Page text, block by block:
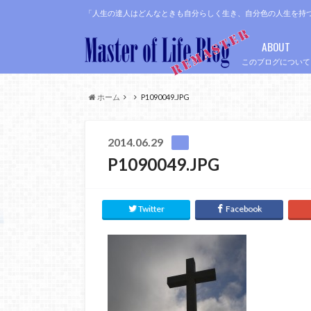
「人生の達人はどんなときも自分らしく生き、自分色の人生を持
このブログについて
ABOUT
ホーム P1090049.JPG
2014.06.29
P1090049.JPG
Twitter Facebook